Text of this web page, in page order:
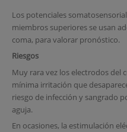
Los potenciales
miembros superiores se usan
coma, para valorar pronóstico.
Riesgos
Muy rara vez los electrodos del
mínima irritación que
riesgo de infección y sangrado
aguja.
En ocasiones, la estimulación